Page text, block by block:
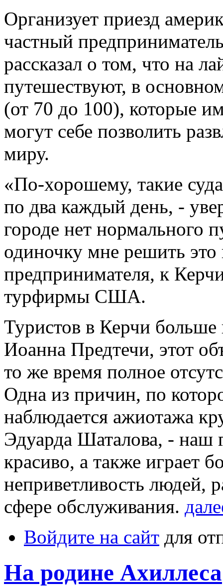
Организует приезд
частный
рассказал о том, что на
путешествуют, в
(от 70 до 100), которые
могут себе позволить
миру.
«По-хорошему, такие
по два каждый день, -
городе нет нормального
одиночку мне решить
предпринимателя, к
турфирмы США.
Туристов в Керчи больше
Иоанна Предтечи, этот
то же время полное
Одна из причин, по
наблюдается ажиотажа
Эдуарда Шаталова, - наш
красиво, а также играет
неприветливость людей,
сфере обслуживания.
Войдите на сайт для
На родине Ахиллеса